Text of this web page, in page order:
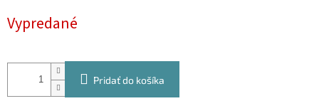
cena:
Vypredané
Pridať do košíka